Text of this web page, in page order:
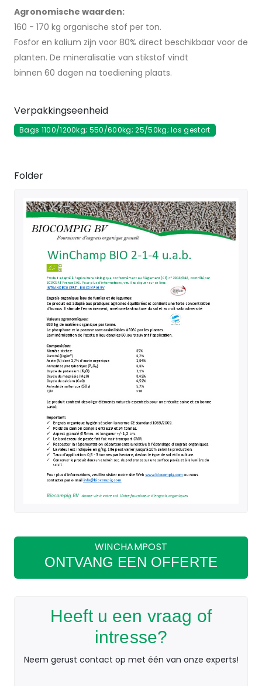
Agronomische waarden:
160 - 170 kg organische stof per ton.
Fosfor en kalium zijn voor 80% direct beschikbaar voor de
planten. De mineralisatie van stikstof vindt
binnen 60 dagen na toediening plaats.
Verpakkingseenheid
Bags 1100/1200kg; 550/600kg; 25/50kg; los gestort
Folder
WINCHAMPOST
ONTVANG EEN OFFERTE
Heeft u een vraag of
intresse?
Neem gerust contact op met één van onze experts!